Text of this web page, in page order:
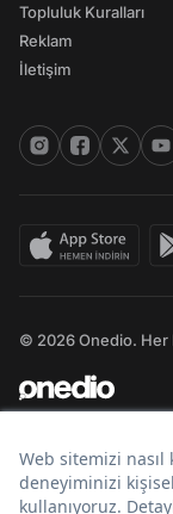
Topluluk Kuralları
Reklam
İletişim
© 2026 Onedio. Her
Bir